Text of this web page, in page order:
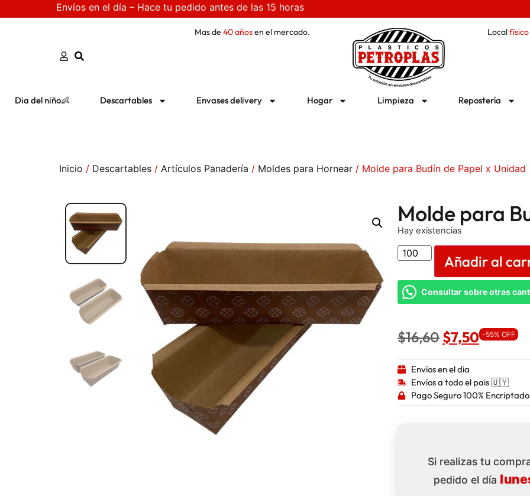
Envíos en el día – Hace tu pedido antes de las 15 horas
Mas de 40 añosen el mercado. Localfísico
Dia del niño👶 Descartables Envases delivery Hogar Limpieza Repostería
Inicio / Descartables / Artículos Panadería / Moldes para Hornear / Molde para Budín de Papel x Unidad
Molde para
Hay existencias
Añadir al
Consultar sobre otras
$16,60 $7,50 -55% OFF
Envíos en el dia
Envíos a todo el pais 🇺🇾
Pago Seguro 100% Encriptado
Si realizas tu
pedido el día